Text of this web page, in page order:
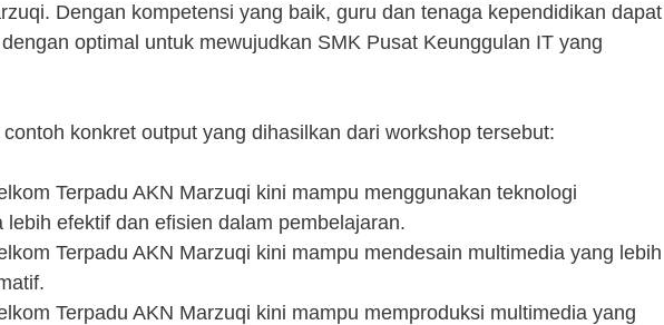
Dengan kompetensi yang baik, guru dan tenaga kependidikan dapat
optimal untuk mewujudkan SMK Pusat Keunggulan IT yang
konkret output yang dihasilkan dari workshop tersebut:
Terpadu AKN Marzuqi kini mampu menggunakan teknologi
lebih efektif dan efisien dalam pembelajaran.
Terpadu AKN Marzuqi kini mampu mendesain multimedia yang lebih
Terpadu AKN Marzuqi kini mampu memproduksi multimedia yang